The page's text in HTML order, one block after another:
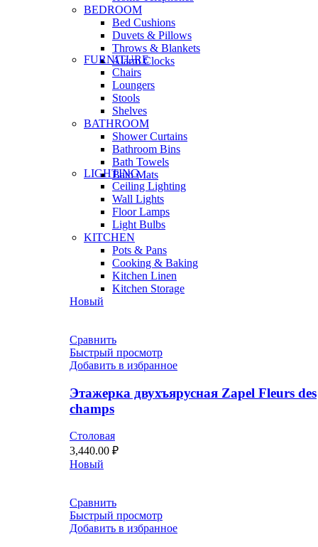
BEDROOM
Bed Cushions
Duvets & Pillows
Throws & Blankets
Alarm Clocks
FURNITURE
Chairs
Loungers
Stools
Shelves
BATHROOM
Shower Curtains
Bathroom Bins
Bath Towels
Bath Mats
LIGHTING
Ceiling Lighting
Wall Lights
Floor Lamps
Light Bulbs
KITCHEN
Pots & Pans
Cooking & Baking
Kitchen Linen
Kitchen Storage
Новый
Сравнить
Быстрый просмотр
Добавить в избранное
Этажерка двухъярусная Zapel Fleurs des
champs
Столовая
3,440.00 ₽
Новый
Сравнить
Быстрый просмотр
Добавить в избранное